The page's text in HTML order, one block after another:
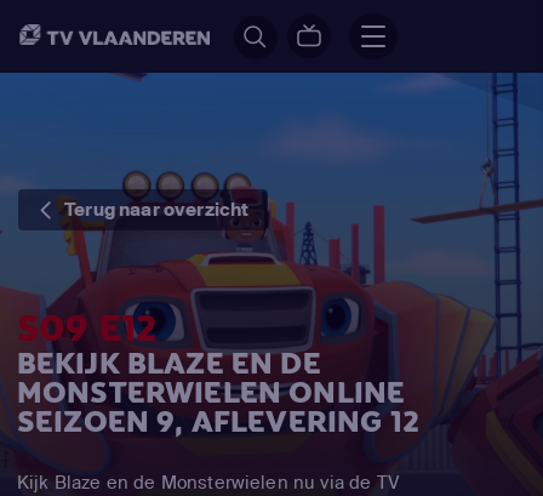
Terug naar overzicht
S09 E12
BEKIJK BLAZE EN DE
MONSTERWIELEN ONLINE
SEIZOEN 9, AFLEVERING 12
Kijk Blaze en de Monsterwielen nu via de TV